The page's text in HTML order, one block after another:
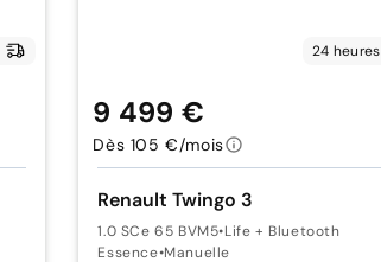
24 heures
Renault Twingo 3
1.0 SCe 65 BVM5•Life + Bluetooth
Essence•Manuelle
9 499 €
Dès 105 €/mois